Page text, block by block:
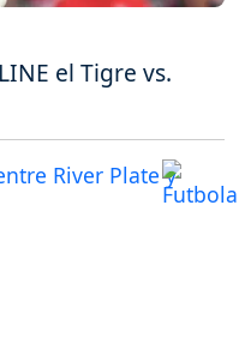
el Tigre vs.